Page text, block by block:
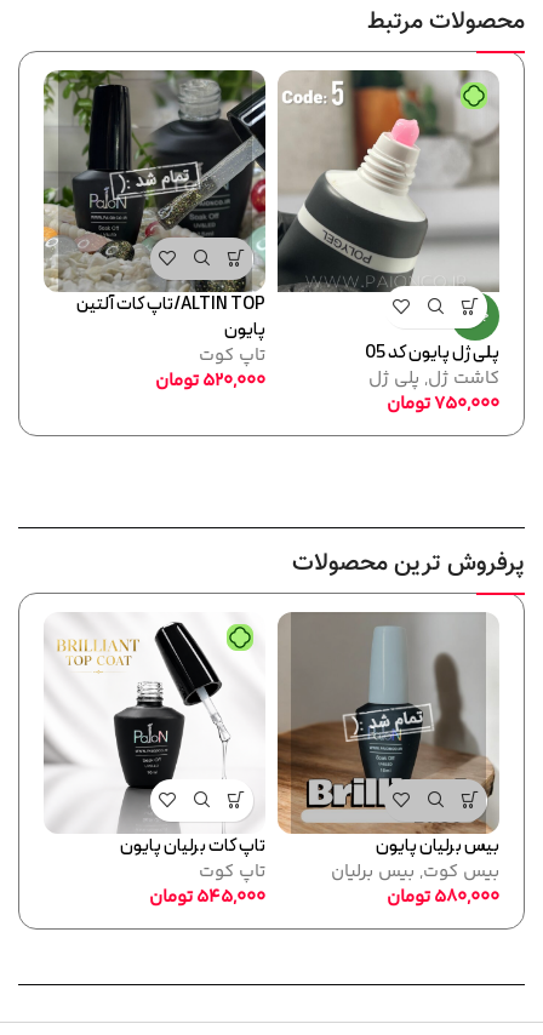
محصولات مرتبط
جدید
پلی ژل پایون کد 05
کاشت ژل, پلی ژل
750,000تومان
ALTIN TOP/تاپ کات آلتین
پایون
تاپ کوت
520,000تومان
پرفروش ترین محصولات
بیس برلیان پایون
بیس کوت, بیس برلیان
580,000تومان
تاپ کات برلیان پایون
تاپ کوت
545,000تومان